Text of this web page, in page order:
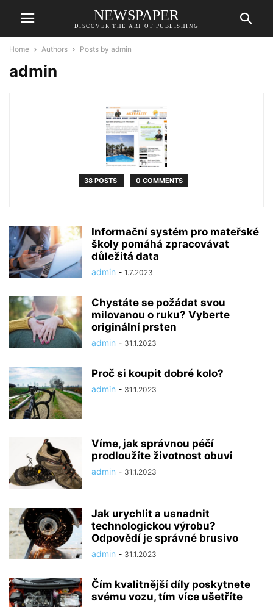
NEWSPAPER
DISCOVER THE ART OF PUBLISHING
Home Authors Posts by admin
admin
38 POSTS 0 COMMENTS
Informační systém pro mateřské
školy pomáhá zpracovávat
důležitá data
admin - 1.7.2023
Chystáte se požádat svou
milovanou o ruku? Vyberte
originální prsten
admin - 31.1.2023
Proč si koupit dobré kolo?
admin - 31.1.2023
Víme, jak správnou péčí
prodloužíte životnost obuvi
admin - 31.1.2023
Jak urychlit a usnadnit
technologickou výrobu?
Odpovědí je správné brusivo
admin - 31.1.2023
Čím kvalitnější díly poskytnete
svému vozu, tím více ušetříte